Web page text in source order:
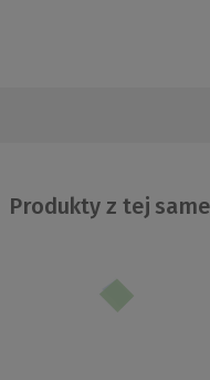
Produkty z tej